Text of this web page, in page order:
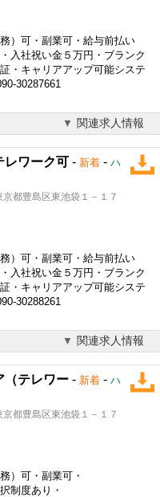
）可・副業可・給与前払い
入社祝い金５万円・ブランク
・キャリアアップ可能システ
30287661
関連求人情報
レワーク可 - 新着 - ハ
都豊島区東池袋１－１７
）可・副業可・給与前払い
入社祝い金５万円・ブランク
・キャリアアップ可能システ
30288261
関連求人情報
（テレワー - 新着 - ハ
都豊島区東池袋１－１７
）可・副業可・
制度あり・